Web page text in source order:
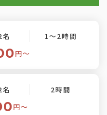
名 1～2時間
円〜
名 2時間
円〜